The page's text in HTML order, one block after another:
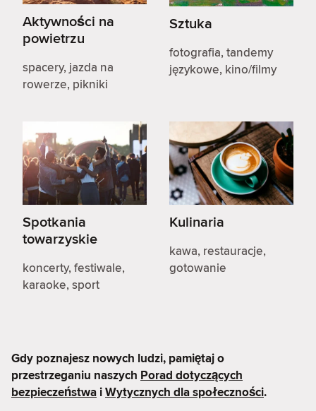
Aktywności na
powietrzu
spacery, jazda na
rowerze, pikniki
Sztuka
fotografia, tandemy
językowe, kino/filmy
Spotkania
towarzyskie
koncerty, festiwale,
karaoke, sport
Kulinaria
kawa, restauracje,
gotowanie
Gdy poznajesz nowych ludzi, pamiętaj o
przestrzeganiu naszych Porad dotyczących
bezpieczeństwa iWytycznych dla społeczności.